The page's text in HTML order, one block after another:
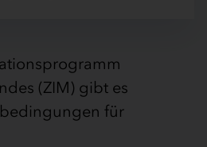
(ZIM) gibt es
für